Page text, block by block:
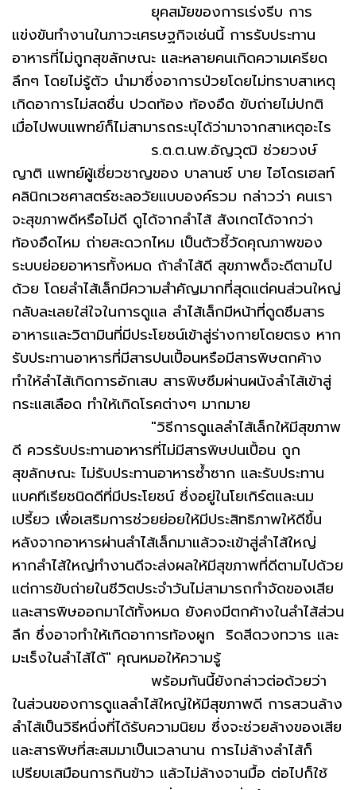
ยุคสมัยของการเร่งรีบ การ
แข่งขันทำงานในภาวะเศรษฐกิจเช่นนี้ การรับประทาน
อาหารที่ไม่ถูกสุขลักษณะ และหลายคนเกิดความเครียด
ลึกๆ โดยไม่รู้ตัว นำมาซึ่งอาการป่วยโดยไม่ทราบสาเหตุ
เกิดอาการไม่สดชื่น ปวดท้อง ท้องอืด ขับถ่ายไม่ปกติ
เมื่อไปพบแพทย์ก็ไม่สามารถระบุได้ว่ามาจากสาเหตุอะไร
ร.ต.ต.นพ.อัญวุฒิ ช่วยวงษ์
ญาติ แพทย์ผู้เชี่ยวชาญของ บาลานซ์ บาย ไฮโดรเฮลท์
คลินิกเวชศาสตร์ชะลอวัยแบบองค์รวม กล่าวว่า คนเรา
จะสุขภาพดีหรือไม่ดี ดูได้จากลำไส้ สังเกตได้จากว่า
ท้องอืดไหม ถ่ายสะดวกไหม เป็นตัวชี้วัดคุณภาพของ
ระบบย่อยอาหารทั้งหมด ถ้าลำไส้ดี สุขภาพด็จะดีตามไป
ด้วย โดยลำไส้เล็กมีความสำคัญมากที่สุดแต่คนส่วนใหญ่
กลับละเลยใส่ใจในการดูแล ลำไส้เล็กมีหน้าที่ดูดซึมสาร
อาหารและวิตามินที่มีประโยชน์เข้าสู่ร่างกายโดยตรง หาก
รับประทานอาหารที่มีสารปนเปื้อนหรือมีสารพิษตกค้าง
ทำให้ลำไส้เกิดการอักเสบ สารพิษซึมผ่านผนังลำไส้เข้าสู่
กระแสเลือด ทำให้เกิดโรคต่างๆ มากมาย
"วิธีการดูแลลำไส้เล็กให้มีสุขภาพ
ดี ควรรับประทานอาหารที่ไม่มีสารพิษปนเปื้อน ถูก
สุขลักษณะ ไม่รับประทานอาหารซ้ำซาก และรับประทาน
แบคทีเรียชนิดดีที่มีประโยชน์ ซึ่งอยู่ในโยเกิร์ตและนม
เปรี้ยว เพื่อเสริมการช่วยย่อยให้มีประสิทธิภาพให้ดีขึ้น
หลังจากอาหารผ่านลำไส้เล็กมาแล้วจะเข้าสู่ลำไส้ใหญ่
หากลำไส้ใหญ่ทำงานดีจะส่งผลให้มีสุขภาพที่ดีตามไปด้วย
แต่การขับถ่ายในชีวิตประจำวันไม่สามารถกำจัดของเสีย
และสารพิษออกมาได้ทั้งหมด ยังคงมีตกค้างในลำไส้ส่วน
ลึก ซึ่งอาจทำให้เกิดอาการท้องผูก ริดสีดวงทวาร และ
มะเร็งในลำไส้ได้" คุณหมอให้ความรู้
พร้อมกันนี้ยังกล่าวต่อด้วยว่า
ในส่วนของการดูแลลำไส้ใหญ่ให้มีสุขภาพดี การสวนล้าง
ลำไส้เป็นวิธีหนึ่งที่ได้รับความนิยม ซึ่งจะช่วยล้างของเสีย
และสารพิษที่สะสมมาเป็นเวลานาน การไม่ล้างลำไส้ก็
เปรียบเสมือนการกินข้าว แล้วไม่ล้างจานมื้อ ต่อไปก็ใช้